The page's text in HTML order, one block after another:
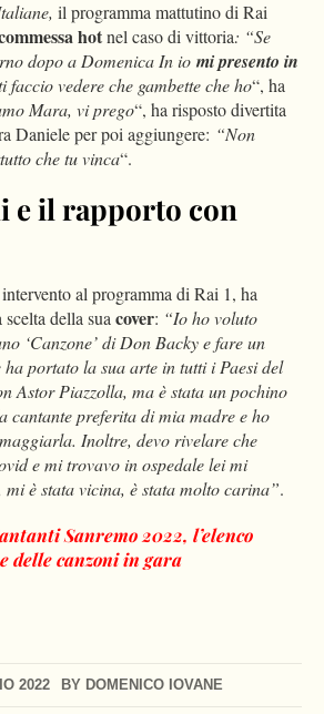
2022 BY DOMENICO IOVANE
il programma mattutino di Rai
hotnel caso di vittoria: “Se
dopo a Domenica In io mi presento in
faccio vedere che gambette che ho“, ha
Mara, vi prego“, ha risposto divertita
Daniele per poi aggiungere: “Non
che tu vinca“.
e il rapporto con
al programma di Rai 1, ha
della sua cover: “Io ho voluto
‘Canzone’ di Don Backy e fare un
ha portato la sua arte in tutti i Paesi del
Astor Piazzolla, ma è stata un pochino
cantante preferita di mia madre e ho
Inoltre, devo rivelare che
e mi trovavo in ospedale lei mi
mi è stata vicina, è stata molto carina”.
Sanremo 2022, l’elenco
delle canzoni in gara